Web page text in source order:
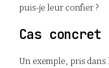
puis-je leur confier ?
Cas concret
Un exemple, pris dans